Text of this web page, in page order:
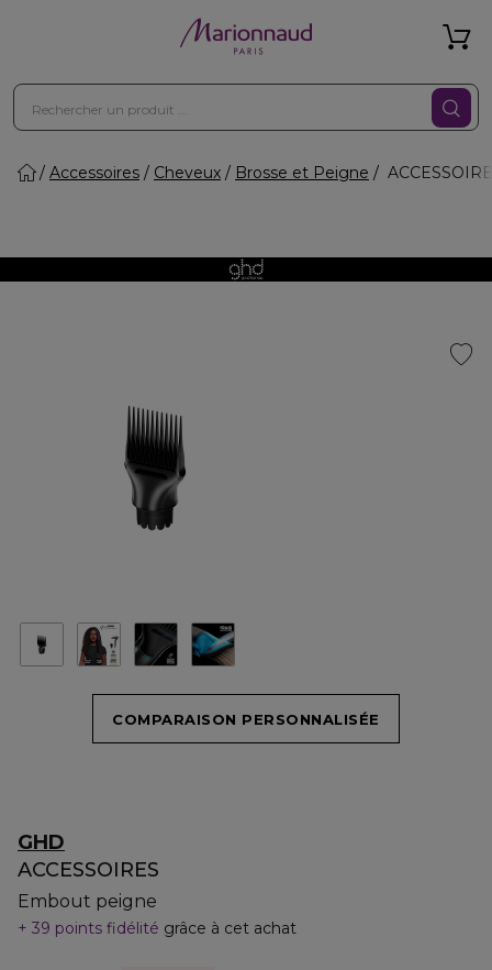
Accessoires Cheveux Brosse et Peigne
COMPARAISON PERSONNALISÉE
GHD
ACCESSOIRES
Embout peigne
39 points fidélité grâce à cet achat